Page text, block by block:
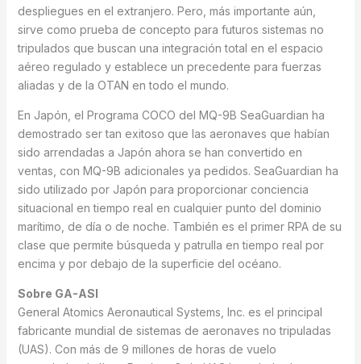
despliegues en el extranjero. Pero, más importante aún,
sirve como prueba de concepto para futuros sistemas no
tripulados que buscan una integración total en el espacio
aéreo regulado y establece un precedente para fuerzas
aliadas y de la OTAN en todo el mundo.
En Japón, el Programa COCO del MQ-9B SeaGuardian ha
demostrado ser tan exitoso que las aeronaves que habían
sido arrendadas a Japón ahora se han convertido en
ventas, con MQ-9B adicionales ya pedidos. SeaGuardian ha
sido utilizado por Japón para proporcionar conciencia
situacional en tiempo real en cualquier punto del dominio
marítimo, de día o de noche. También es el primer RPA de su
clase que permite búsqueda y patrulla en tiempo real por
encima y por debajo de la superficie del océano.
Sobre GA-ASI
General Atomics Aeronautical Systems, Inc. es el principal
fabricante mundial de sistemas de aeronaves no tripuladas
(UAS). Con más de 9 millones de horas de vuelo